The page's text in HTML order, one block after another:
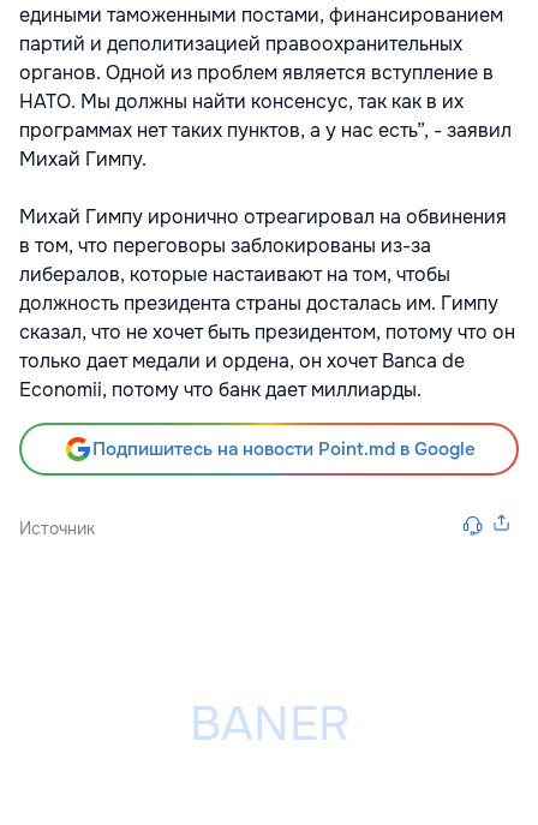
едиными таможенными постами, финансированием
партий и деполитизацией правоохранительных
органов. Одной из проблем является вступление в
НАТО. Мы должны найти консенсус, так как в их
программах нет таких пунктов, а у нас есть”, - заявил
Михай Гимпу.
Михай Гимпу иронично отреагировал на обвинения
в том, что переговоры заблокированы из-за
либералов, которые настаивают на том, чтобы
должность президента страны досталась им. Гимпу
сказал, что не хочет быть президентом, потому что он
только дает медали и ордена, он хочет Banca de
Economii, потому что банк дает миллиарды.
Подпишитесь на новости Point.md в Google
Источник